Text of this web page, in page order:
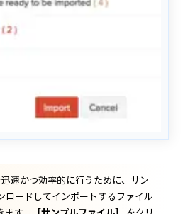
速かつ効率的に行うために、サン
ロードしてインポートするファイル